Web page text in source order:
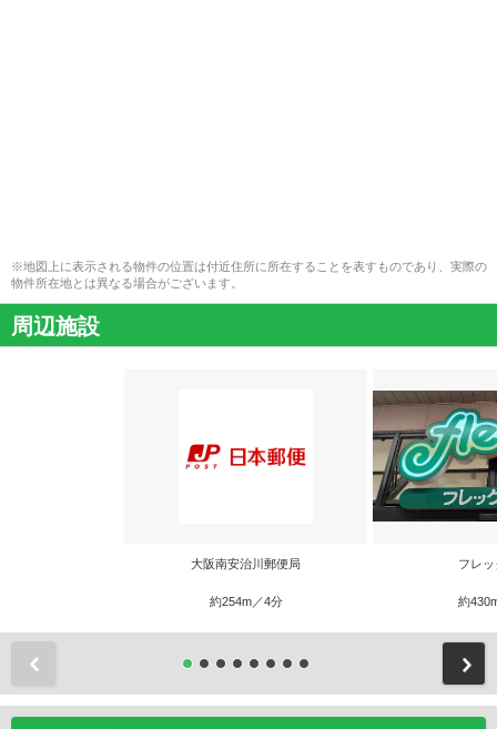
※地図上に表示される物件の位置は付近住所に所在することを表すものであり、実際の
物件所在地とは異なる場合がございます。
周辺施設
大阪南安治川郵便局
約254m／4分
フレ
約